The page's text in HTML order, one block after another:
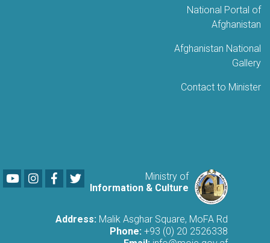
National Portal of
Afghanistan
Afghanistan National
Gallery
Contact to Minister
Ministry of
Information & Culture
YoutubeLinkedIn
Facebook
Address: Malik Asghar Square, MoFA Rd
Phone: +93 (0) 20 2526338